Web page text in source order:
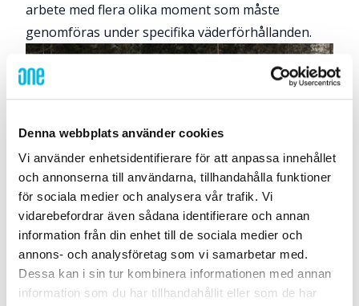
Denna webbplats använder cookies
Vi använder enhetsidentifierare för att anpassa innehållet
och annonserna till användarna, tillhandahålla funktioner
för sociala medier och analysera vår trafik. Vi
vidarebefordrar även sådana identifierare och annan
information från din enhet till de sociala medier och
annons- och analysföretag som vi samarbetar med.
Dessa kan i sin tur kombinera informationen med annan
information som du har tillhandahållit eller som de har
arbete med flera olika moment som måste
genomföras under specifika väderförhållanden.
2024 beräknar man ansluta nätet till den nya
vindparken som byggs parallellt med nätet och blir
en viktig del av den gröna omställningen till ett